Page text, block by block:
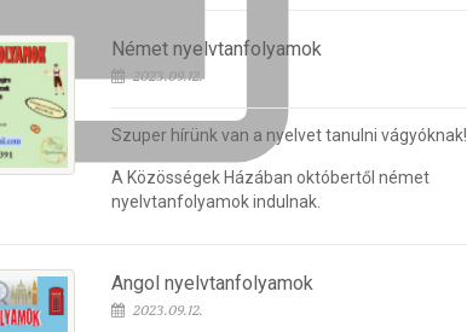
Német nyelvtanfolyamok
2023.09.12.
Szuper hírünk van a nyelvet tanulni vágyóknak!
A Közösségek Házában októbertől német
nyelvtanfolyamok indulnak.
Angol nyelvtanfolyamok
2023.09.12.